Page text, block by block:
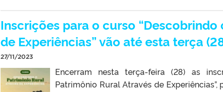
Inscrições para o curso
de Experiências” vão até esta terça
27/11/2023
Encerram nesta terça-feira (28) as
Patrimônio Rural Através de